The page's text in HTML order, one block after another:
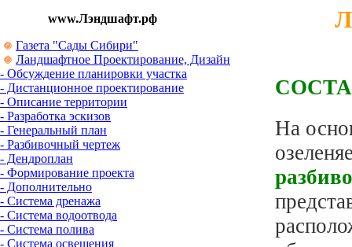
www.Лэндшафт.рф
Газета "Сады Сибири"
Ландшафтное Проектирование, Дизайн
- Обсуждение планировки участка
- Дистанционное проектирование
- Описание территории
- Разработка эскизов
- Генеральный план
- Разбивочный чертеж
- Дендроплан
- Формирование проекта
- Дополнительно
- Система дренажа
- Система водоотвода
- Система полива
- Система освещения
На